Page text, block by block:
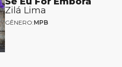
Zilá Lima
GÊNERO:MPB